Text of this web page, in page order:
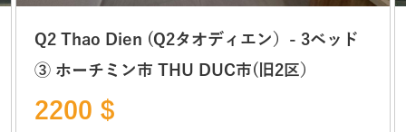
Q2 Thao Dien (Q2タオディエン）- 3ベッド
③ ホーチミン市 THU DUC市(旧2区）
2200 $